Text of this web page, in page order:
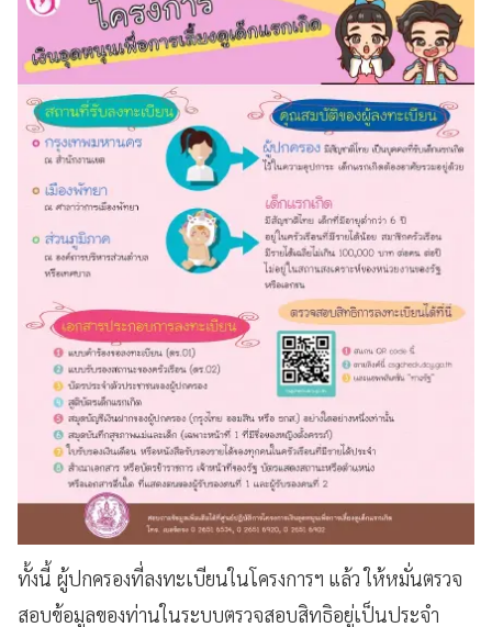
ทั้งนี้ ผู้ปกครองที่ลงทะเบียนในโครงการฯ แล้ว ให้หมั่นตรวจ
สอบข้อมูลของท่านในระบบตรวจสอบสิทธิอยู่เป็นประจำ